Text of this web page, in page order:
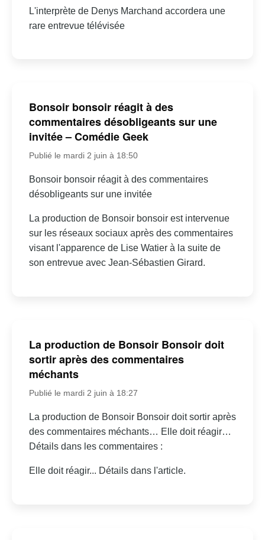
L'interprète de Denys Marchand accordera une
rare entrevue télévisée
Bonsoir bonsoir réagit à des
commentaires désobligeants sur une
invitée – Comédie Geek
Publié le mardi 2 juin à 18:50
Bonsoir bonsoir réagit à des commentaires
désobligeants sur une invitée
La production de Bonsoir bonsoir est intervenue
sur les réseaux sociaux après des commentaires
visant l'apparence de Lise Watier à la suite de
son entrevue avec Jean-Sébastien Girard.
La production de Bonsoir Bonsoir doit
sortir après des commentaires
méchants
Publié le mardi 2 juin à 18:27
La production de Bonsoir Bonsoir doit sortir après
des commentaires méchants… Elle doit réagir…
Détails dans les commentaires :
Elle doit réagir... Détails dans l'article.